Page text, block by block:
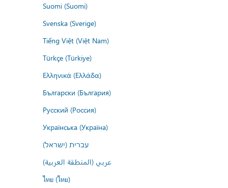
Suomi (Suomi)
Svenska (Sverige)
Tiếng Việt (Việt Nam)
Türkçe (Türkiye)
Ελληνικά (Ελλάδα)
Български (България)
Русский (Россия)
Українська (Україна)
עברית (ישראל)
عربي (المنطقة العربية)
ไทย (ไทย)